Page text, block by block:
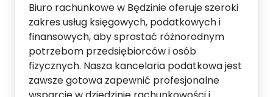
Biuro rachunkowe w Będzinie oferuje szeroki
zakres usług księgowych, podatkowych i
finansowych, aby sprostać różnorodnym
potrzebom przedsiębiorców i osób
fizycznych. Nasza kancelaria podatkowa jest
zawsze gotowa zapewnić profesjonalne